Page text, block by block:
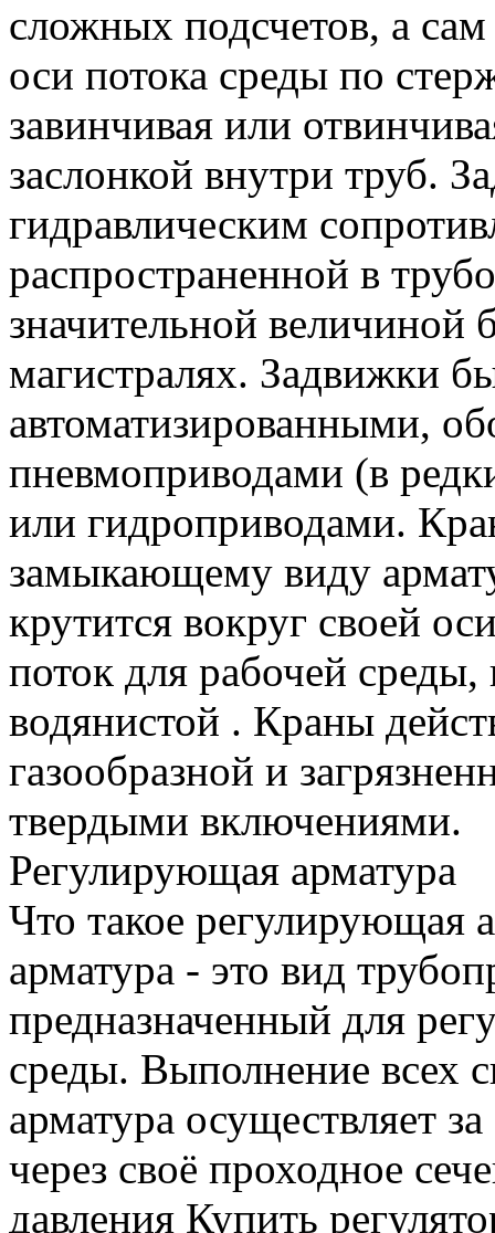
сложных подсчетов, а сам
оси потока среды по
завинчивая или
заслонкой внутри труб.
гидравлическим
распространенной в
значительной величиной
магистралях. Задвижки
автоматизированными,
пневмоприводами (в
или гидроприводами.
замыкающему виду
крутится вокруг своей
поток для рабочей
водянистой . Краны
газообразной и
твердыми включениями.
Регулирующая арматура
Что такое регулирующая
арматура - это вид
предназначенный для
среды. Выполнение всех
арматура осуществляет
через своё проходное
давления Купить